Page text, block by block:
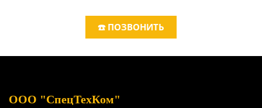
☎️ ПОЗВОНИТЬ
ООО "СпецТехКом"